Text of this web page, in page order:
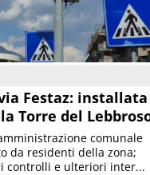
Festaz: installata
Torre del
comunale
da residenti della zona;
controlli e ulteriori inter...